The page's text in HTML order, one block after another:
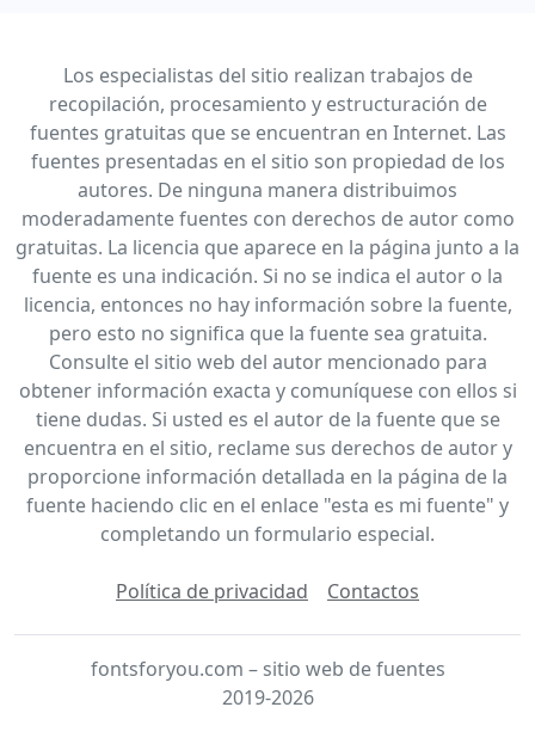
Los especialistas del sitio realizan trabajos de
recopilación, procesamiento y estructuración de
fuentes gratuitas que se encuentran en Internet. Las
fuentes presentadas en el sitio son propiedad de los
autores. De ninguna manera distribuimos
moderadamente fuentes con derechos de autor como
gratuitas. La licencia que aparece en la página junto a la
fuente es una indicación. Si no se indica el autor o la
licencia, entonces no hay información sobre la fuente,
pero esto no significa que la fuente sea gratuita.
Consulte el sitio web del autor mencionado para
obtener información exacta y comuníquese con ellos si
tiene dudas. Si usted es el autor de la fuente que se
encuentra en el sitio, reclame sus derechos de autor y
proporcione información detallada en la página de la
fuente haciendo clic en el enlace "esta es mi fuente" y
completando un formulario especial.
Política de privacidad Contactos
fontsforyou.com – sitio web de fuentes
2019-2026